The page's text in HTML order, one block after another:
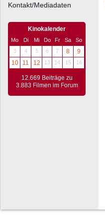
Kontakt/Mediadaten
Kinokalender
Mo Di Mi Do Fr Sa
So
3
4 5 6 7 8
9
10
11 12 13 14 15 16
12.669 Beiträge zu
3.883 Filmen im Forum